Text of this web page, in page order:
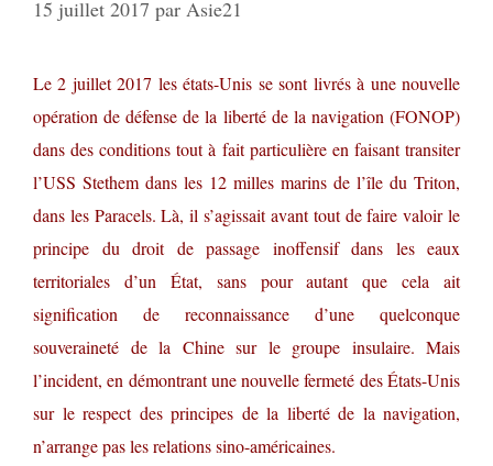
15 juillet 2017 par Asie21
Le 2 juillet 2017 les états-Unis se sont livrés à une nouvelle
opération de défense de la liberté de la navigation (FONOP)
dans des conditions tout à fait particulière en faisant transiter
l’USS Stethem dans les 12 milles marins de l’île du Triton,
dans les Paracels. Là, il s’agissait avant tout de faire valoir le
principe du droit de passage inoffensif dans les eaux
territoriales d’un État, sans pour autant que cela ait
signification de reconnaissance d’une quelconque
souveraineté de la Chine sur le groupe insulaire. Mais
l’incident, en démontrant une nouvelle fermeté des États-Unis
sur le respect des principes de la liberté de la navigation,
n’arrange pas les relations sino-américaines.